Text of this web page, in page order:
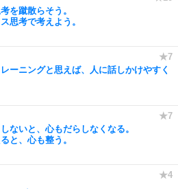
を蹴散らそう。
思考で考えよう。
ーニングと思えば、人に話しかけやすく
ないと、心もだらしなくなる。
と、心も整う。